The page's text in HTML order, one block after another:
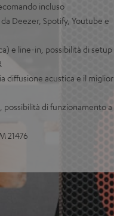
incluso
Deezer, Spotify, Youtube e
e line-in, possibilità di setup
diffusione acustica e il miglior
di funzionamento a
21476